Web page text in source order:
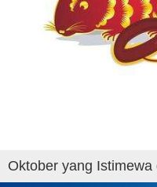
Oktober yang Istimewa